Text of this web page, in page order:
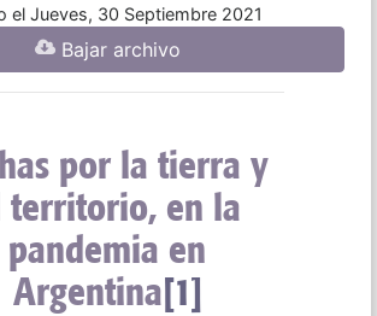
el Jueves, 30 Septiembre 2021
Bajar archivo
por la tierra y
territorio, en la
pandemia en
Argentina[1]